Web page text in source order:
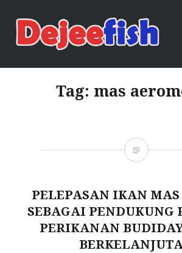
content
DEJEEFISH |
IKAN BERKUALITAS
Tag: mas
PELEPASAN IKAN
SEBAGAI PENDUKUNG
PERIKANAN